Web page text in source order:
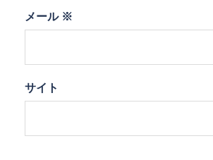
メール ※
サイト